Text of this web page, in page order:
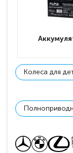
Колеса для